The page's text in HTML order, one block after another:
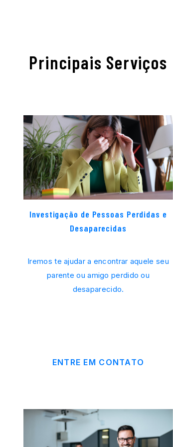
Principais Serviços
Investigação de Pessoas Perdidas e
Desaparecidas
Iremos te ajudar a encontrar aquele seu
parente ou amigo perdido ou
desaparecido.
ENTRE EM CONTATO